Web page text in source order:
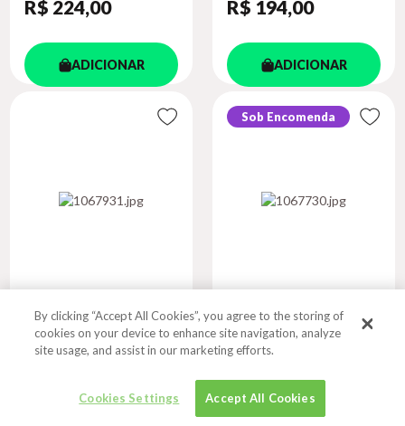
R$ 224,00
ADICIONAR
R$ 194,00
ADICIONAR
CONTRIBUCIONES
AL MÉTODO,...
Sob Encomenda
PROVA EM VÍDEO NO
PROCESS...
By clicking “Accept All Cookies”, you agree to the storing of
cookies on your device to enhance site navigation, analyze
site usage, and assist in our marketing efforts.
Cookies Settings Accept All Cookies